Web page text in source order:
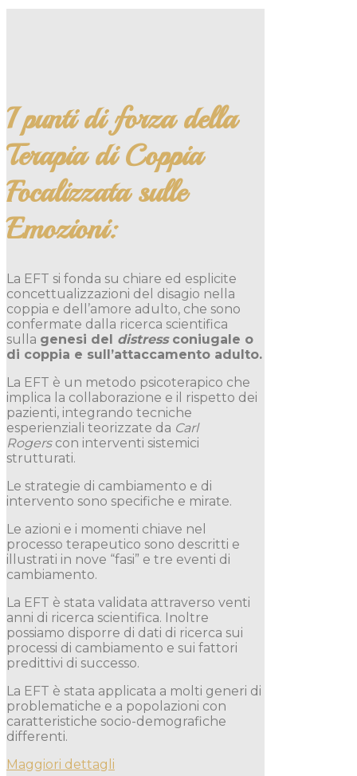
I punti di forza della
Terapia di Coppia
Focalizzata sulle
Emozioni:
La EFT si fonda su chiare ed esplicite
concettualizzazioni del disagio nella
coppia e dell’amore adulto, che sono
confermate dalla ricerca scientifica
sulla genesi del distress coniugale o
di coppia e sull’attaccamento adulto.
La EFT è un metodo psicoterapico che
implica la collaborazione e il rispetto dei
pazienti, integrando tecniche
esperienziali teorizzate da Carl
Rogers con interventi sistemici
strutturati.
Le strategie di cambiamento e di
intervento sono specifiche e mirate.
Le azioni e i momenti chiave nel
processo terapeutico sono descritti e
illustrati in nove “fasi” e tre eventi di
cambiamento.
La EFT è stata validata attraverso venti
anni di ricerca scientifica. Inoltre
possiamo disporre di dati di ricerca sui
processi di cambiamento e sui fattori
predittivi di successo.
La EFT è stata applicata a molti generi di
problematiche e a popolazioni con
caratteristiche socio-demografiche
differenti.
Maggiori dettagli